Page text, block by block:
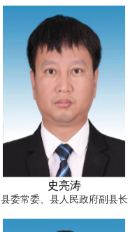
史亮涛
县委常委、县人民政府副县长